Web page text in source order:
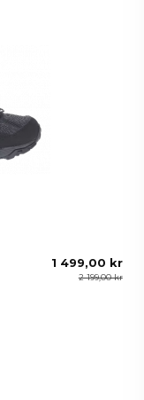
1 499,00 kr
2 199,00 kr